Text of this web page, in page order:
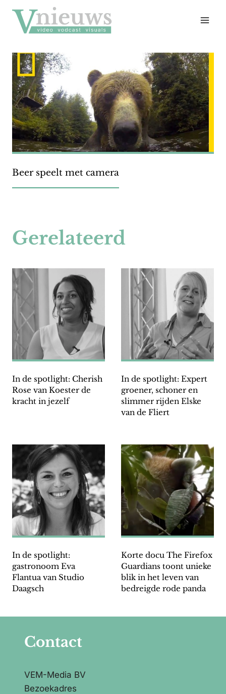
naar
inhoud
Beer speelt met camera
Gerelateerd
In de spotlight: Cherish
Rose van Koester de
kracht in jezelf
In de spotlight: Expert
groener, schoner en
slimmer rijden Elske
van de Fliert
In de spotlight:
gastronoom Eva
Flantua van Studio
Daagsch
Korte docu The Firefox
Guardians toont unieke
blik in het leven van
bedreigde rode panda
Contact
VEM-Media BV
Bezoekadres